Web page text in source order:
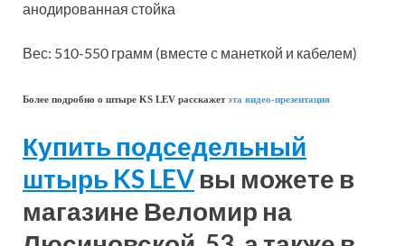
анодированная стойка
Вес: 510-550 грамм (вместе с манеткой и кабелем)
Более подробно о штыре KS LEV расскажетэта видео-презентация
Купить подседельный
штырь KS LEV вы можете в
магазине Веломир на